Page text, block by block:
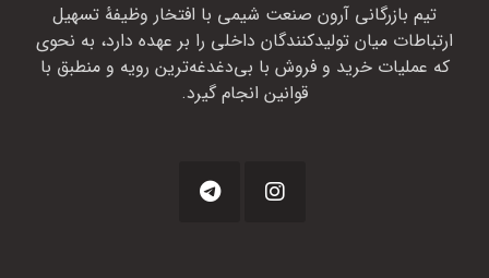
تیم بازرگانی آرون صنعت شیمی با افتخار وظیفهٔ تسهیل
ارتباطات میان تولیدکنندگان داخلی را بر عهده دارد، به نحوی
که عملیات خرید و فروش با بی‌دغدغه‌ترین رویه و منطبق با
قوانین انجام گیرد.